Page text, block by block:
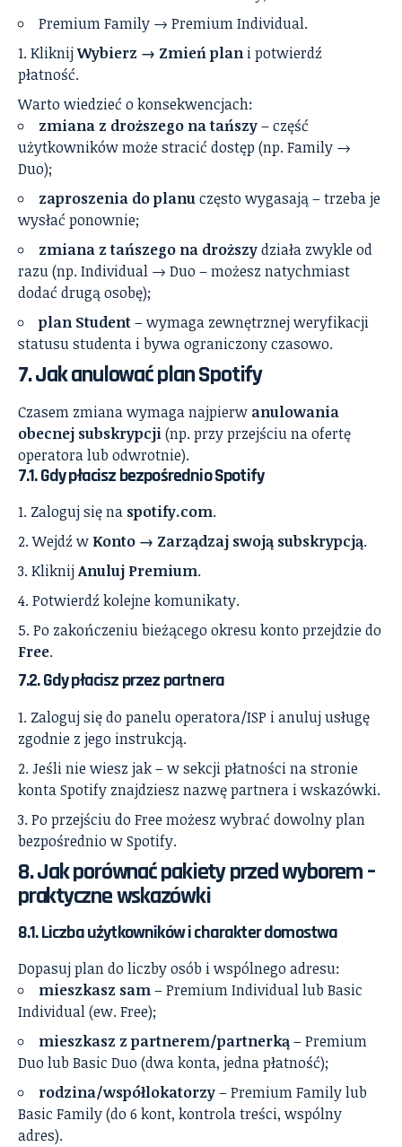
Premium Family → Premium Individual.
KliknijWybierz → Zmień plan i potwierdź
płatność.
Warto wiedzieć o konsekwencjach:
zmiana z droższego na tańszy– część
użytkowników może stracić dostęp (np. Family →
Duo);
zaproszenia do planuczęsto wygasają – trzeba je
wysłać ponownie;
zmiana z tańszego na droższydziała zwykle od
razu (np. Individual → Duo – możesz natychmiast
dodać drugą osobę);
plan Student– wymaga zewnętrznej weryfikacji
statusu studenta i bywa ograniczony czasowo.
7. Jak anulować plan Spotify
Czasem zmiana wymaga najpierw anulowania
obecnej subskrypcji(np. przy przejściu na ofertę
operatora lub odwrotnie).
7.1. Gdy płacisz bezpośrednio Spotify
Zaloguj się na spotify.com.
Wejdź w Konto → Zarządzaj swoją subskrypcją.
KliknijAnuluj Premium.
Potwierdź kolejne komunikaty.
Po zakończeniu bieżącego okresu konto przejdzie do
Free.
7.2. Gdy płacisz przez partnera
Zaloguj się do panelu operatora/ISP i anuluj usługę
zgodnie z jego instrukcją.
Jeśli nie wiesz jak – w sekcji płatności na stronie
konta Spotify znajdziesz nazwę partnera i wskazówki.
Po przejściu do Free możesz wybrać dowolny plan
bezpośrednio w Spotify.
8. Jak porównać pakiety przed wyborem –
praktyczne wskazówki
8.1. Liczba użytkowników i charakter domostwa
Dopasuj plan do liczby osób i wspólnego adresu:
mieszkasz sam– Premium Individual lub Basic
Individual (ew. Free);
mieszkasz z partnerem/partnerką– Premium
Duo lub Basic Duo (dwa konta, jedna płatność);
rodzina/współlokatorzy– Premium Family lub
Basic Family (do 6 kont, kontrola treści, wspólny
adres).